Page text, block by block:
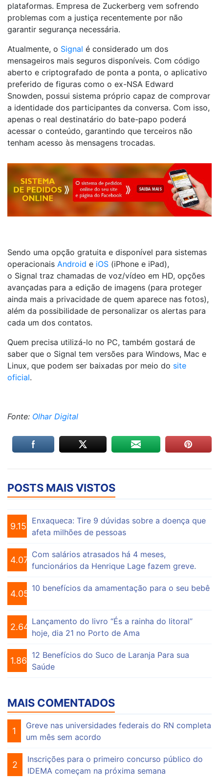
plataformas. Empresa de Zuckerberg vem sofrendo
problemas com a justiça recentemente por não
garantir segurança necessária.
Atualmente, o Signal é considerado um dos
mensageiros mais seguros disponíveis. Com código
aberto e criptografado de ponta a ponta, o aplicativo
preferido de figuras como o ex-NSA Edward
Snowden, possui sistema próprio capaz de comprovar
a identidade dos participantes da conversa. Com isso,
apenas o real destinatário do bate-papo poderá
acessar o conteúdo, garantindo que terceiros não
tenham acesso às mensagens trocadas.
Sendo uma opção gratuita e disponível para sistemas
operacionais Android e iOS (iPhone e iPad),
o Signal traz chamadas de voz/vídeo em HD, opções
avançadas para a edição de imagens (para proteger
ainda mais a privacidade de quem aparece nas fotos),
além da possibilidade de personalizar os alertas para
cada um dos contatos.
Quem precisa utilizá-lo no PC, também gostará de
saber que o Signal tem versões para Windows, Mac e
Linux, que podem ser baixadas por meio do site
oficial.
Fonte: Olhar Digital
POSTS MAIS VISTOS
9.154
Enxaqueca: Tire 9 dúvidas sobre a doença que
afeta milhões de pessoas
4.074
Com salários atrasados há 4 meses,
funcionários da Henrique Lage fazem greve.
4.055
10 benefícios da amamentação para o seu bebê
2.647
Lançamento do livro “És a rainha do litoral”
hoje, dia 21 no Porto de Ama
1.863
12 Benefícios do Suco de Laranja Para sua
Saúde
MAIS COMENTADOS
1
Greve nas universidades federais do RN completa
um mês sem acordo
2
Inscrições para o primeiro concurso público do
IDEMA começam na próxima semana